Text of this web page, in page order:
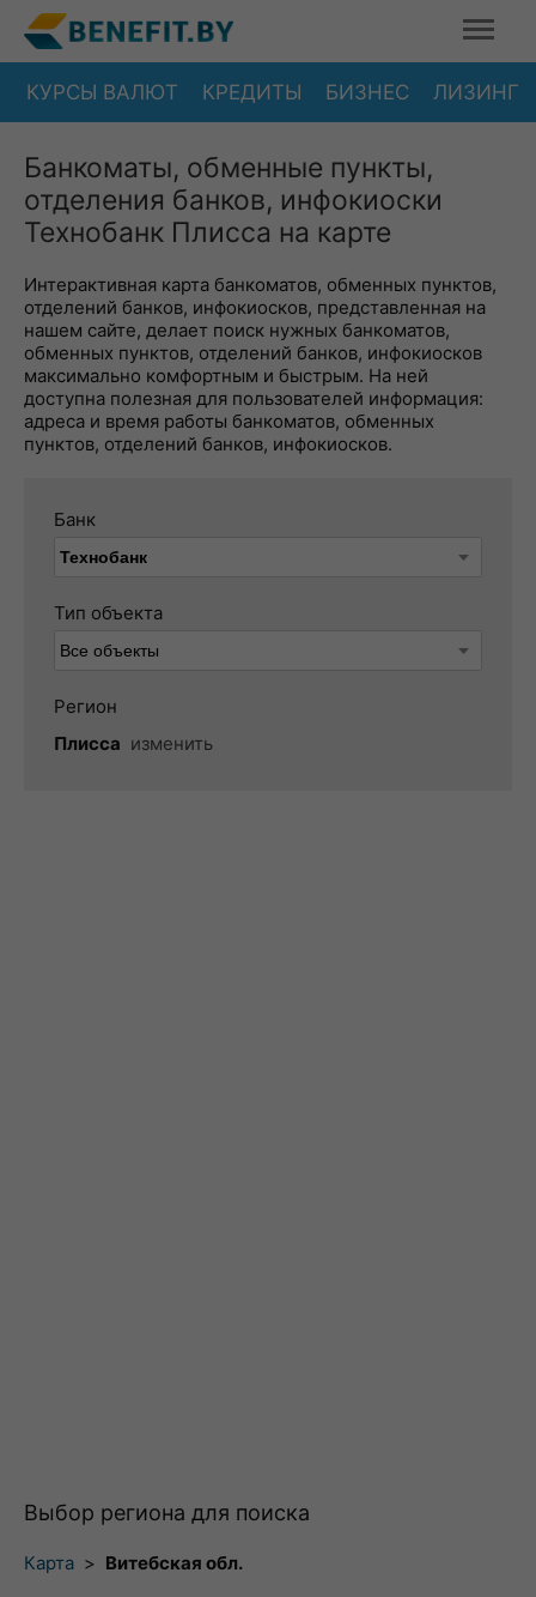
КУРСЫ ВАЛЮТ КРЕДИТЫ БИЗНЕС ЛИЗИНГ
Банкоматы, обменные пункты,
отделения банков, инфокиоски
Технобанк Плисса на карте
Интерактивная карта банкоматов, обменных пунктов,
отделений банков, инфокиосков, представленная на
нашем сайте, делает поиск нужных банкоматов,
обменных пунктов, отделений банков, инфокиосков
максимально комфортным и быстрым. На ней
доступна полезная для пользователей информация:
адреса и время работы банкоматов, обменных
пунктов, отделений банков, инфокиосков.
Банк
Тип объекта
Регион
Плисса изменить
Выбор региона для поиска
Карта > Витебская обл.